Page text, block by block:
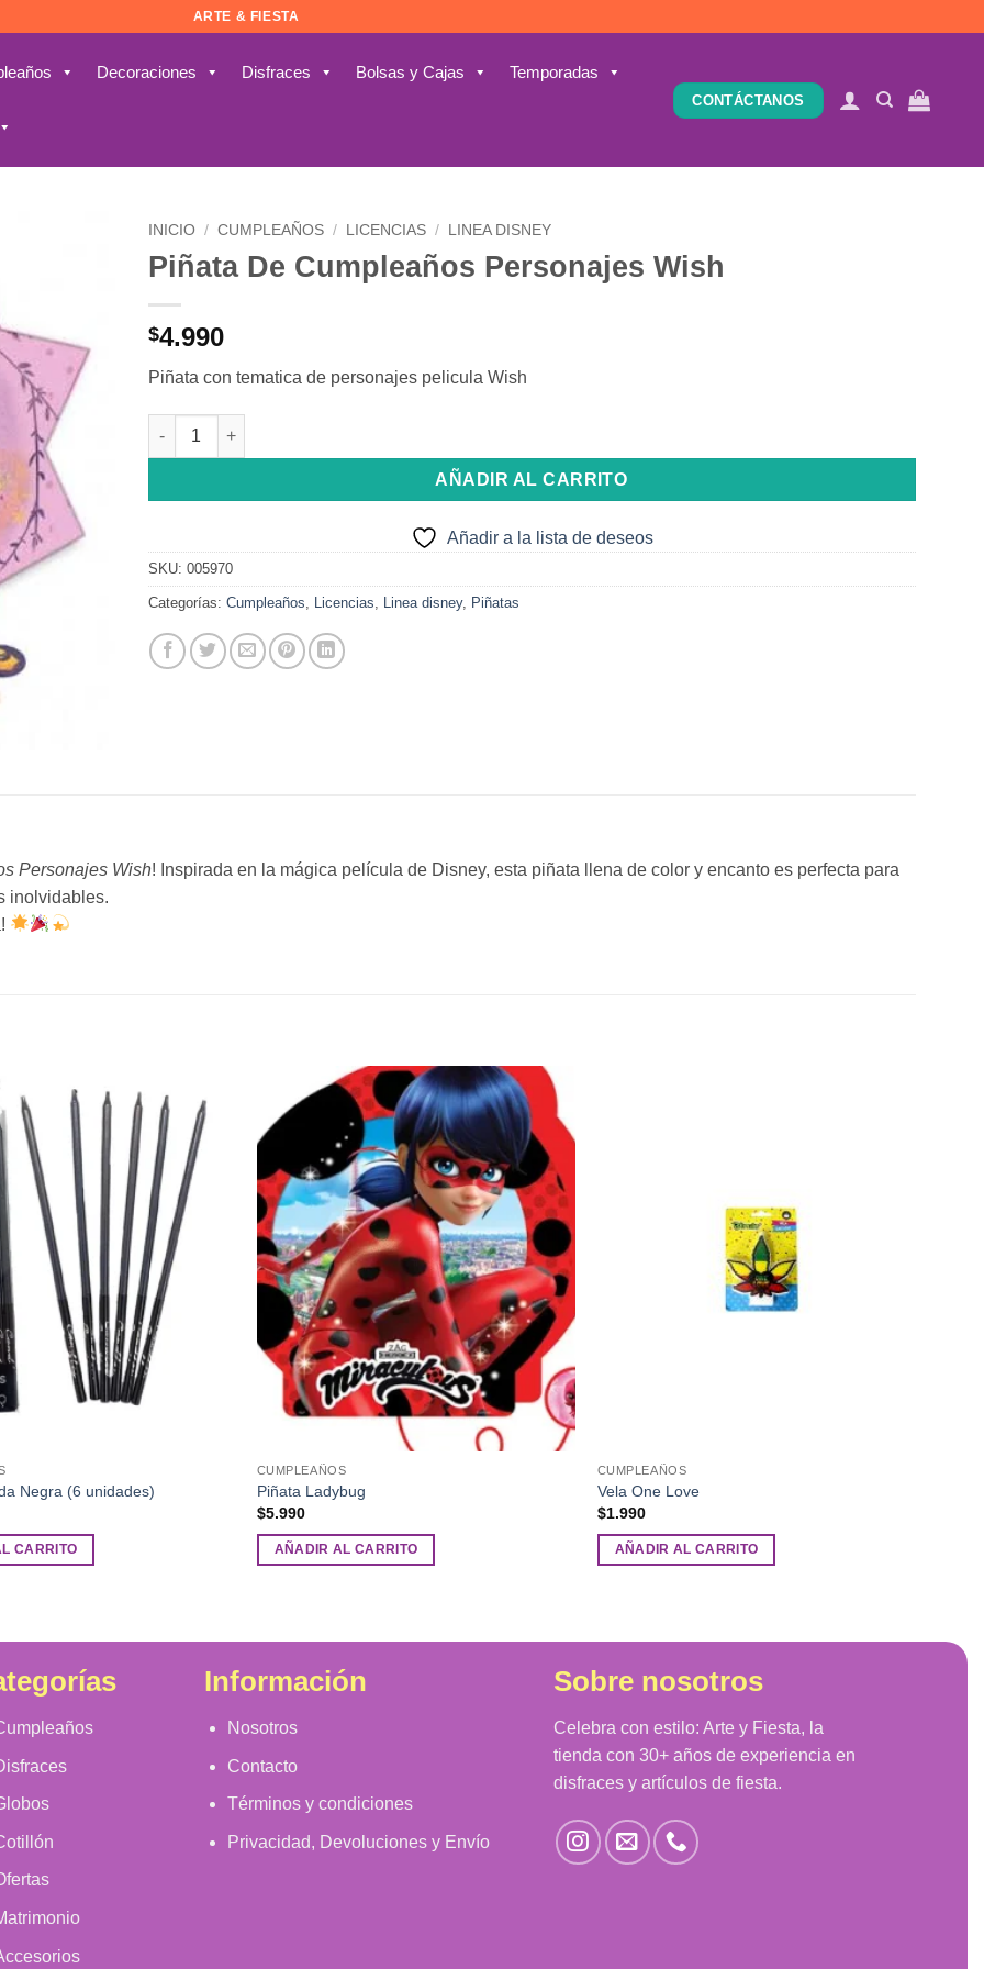
ARTE & FIESTA
Decoraciones Disfraces Bolsas y Cajas Temporadas
CONTÁCTANOS
deseos
INICIO / CUMPLEAÑOS / LICENCIAS / LINEA DISNEY
Piñata De Cumpleaños Personajes Wish
$4.990
Piñata con tematica de personajes pelicula Wish
Piñata De Cumpleaños Personajes Wish cantidad
AÑADIR AL CARRITO
Añadir a la lista de deseos
SKU: 005970
Categorías: Cumpleaños Licencias Linea disney, Piñatas
Personajes Wish! Inspirada en la mágica película de Disney, esta piñata llena de color y encanto es perfecta para
inolvidables.
Añadir
a la
lista de
deseos
Negra (6 unidades)
CARRITO
a la
lista de
deseos
CUMPLEAÑOS
Piñata Ladybug
$5.990
AÑADIR AL CARRITO
CUMPLEAÑOS
Vela One Love
$1.990
AÑADIR AL CARRITO
Información
Nosotros
Contacto
Términos y condiciones
Privacidad, Devoluciones y Envío
Sobre nosotros
Celebra con estilo: Arte y Fiesta, la
tienda con 30+ años de experiencia en
disfraces y artículos de fiesta.